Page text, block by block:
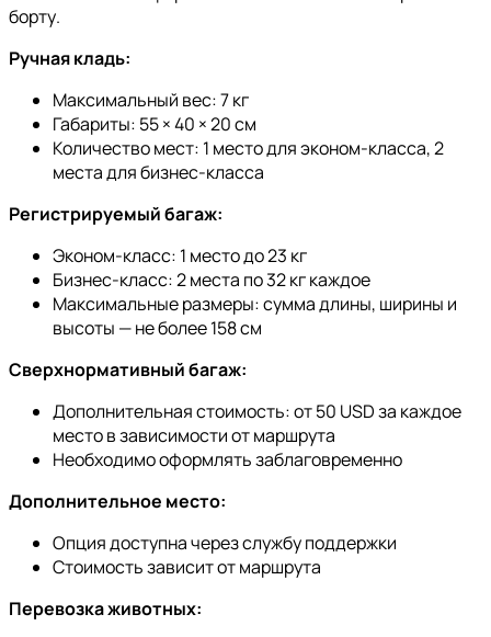
борту.
Ручная кладь:
Максимальный вес: 7 кг
Габариты: 55 × 40 × 20 см
Количество мест: 1 место для эконом-класса, 2
места для бизнес-класса
Регистрируемый багаж:
Эконом-класс: 1 место до 23 кг
Бизнес-класс: 2 места по 32 кг каждое
Максимальные размеры: сумма длины, ширины и
высоты — не более 158 см
Сверхнормативный багаж:
Дополнительная стоимость: от 50 USD за каждое
место в зависимости от маршрута
Необходимо оформлять заблаговременно
Дополнительное место:
Опция доступна через службу поддержки
Стоимость зависит от маршрута
Перевозка животных: